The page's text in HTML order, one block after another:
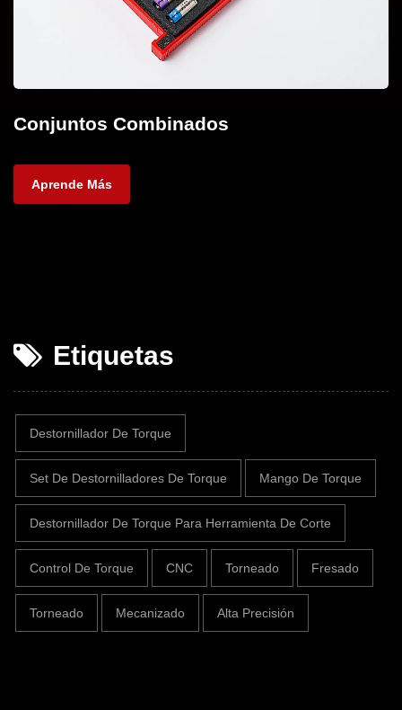
Conjuntos Combinados
Aprende Más
Etiquetas
Destornillador De Torque
Set De Destornilladores De Torque Mango De Torque
Destornillador De Torque Para Herramienta De Corte
Control De Torque CNC Torneado Fresado
Torneado Mecanizado Alta Precisión